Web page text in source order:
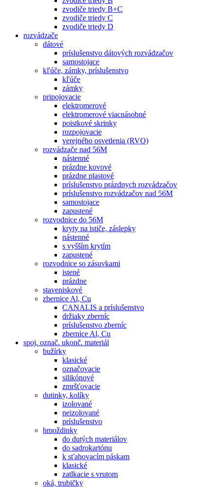
zvodiče triedy B+C
zvodiče triedy C
zvodiče triedy D
rozvádzače
dátové
príslušenstvo dátových rozvádzačov
samostojace
kľúče, zámky, príslušenstvo
kľúče
zámky
pripojovacie
elektromerové
elektromerové viacnásobné
poistkové skrinky
rozpojovacie
verejného osvetlenia (RVO)
rozvádzače nad 56M
nástenné
prázdne kovové
prázdne plastové
príslušenstvo prázdnych rozvádzačov
príslušenstvo rozvádzačov nad 56M
samostojace
zapustené
rozvodnice do 56M
kryty na ističe, záslepky
nástenné
s vyšším krytím
zapustené
rozvodnice so zásuvkami
istené
prázdne
staveniskové
zbernice Al, Cu
CANALIS a príslušenstvo
držiaky zberníc
príslušenstvo zberníc
zbernice Al, Cu
spoj. označ. ukonč. materiál
bužírky
klasické
označovacie
silikónové
zmršťovacie
dutinky, kolíky
izolované
neizolované
príslušenstvo
hmoždinky
do dutých materiálov
do sadrokartónu
k sťahovacím páskam
klasické
zatlkacie s vrutom
oká, trubičky